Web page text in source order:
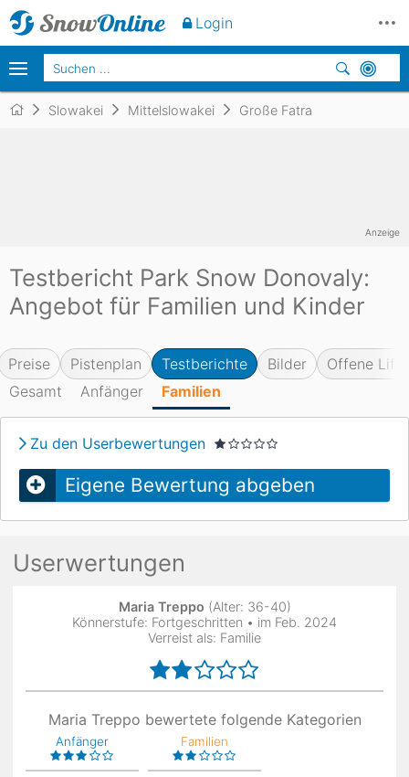
Slowakei Mittelslowakei Große Fatra
Testbericht Park Snow Donovaly:
Angebot für Familien und Kinder
Preise Pistenplan Testberichte Bilder
Offene
Gesamt
Anfänger Familien
Zu den Userbewertungen
Eigene Bewertung abgeben
Userwertungen
Maria Treppo (Alter: 36-40)
Könnerstufe: Fortgeschritten • im Feb. 2024
Verreist als: Familie
Maria Treppo bewertete folgende Kategorien
Anfänger Familien
Anzeige
Login